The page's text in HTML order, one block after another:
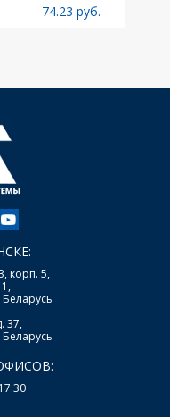
74.23 руб.
корп. 5,
37,